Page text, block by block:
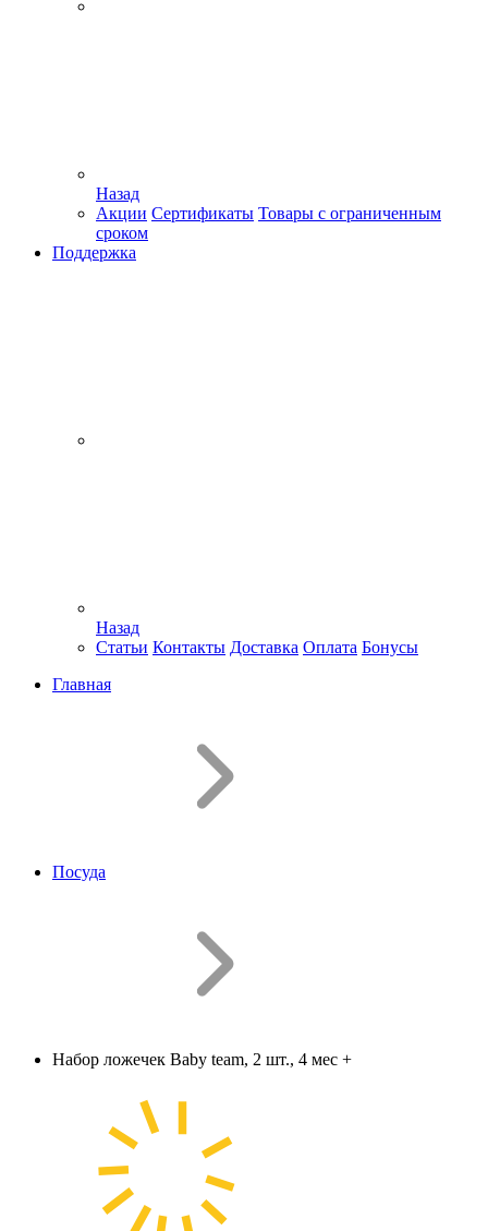
Назад
Акции Сертификаты Товары с ограниченным
сроком
Поддержка
Назад
Статьи Контакты Доставка Оплата Бонусы
Главная
Посуда
Набор ложечек Baby team, 2 шт., 4 мес +